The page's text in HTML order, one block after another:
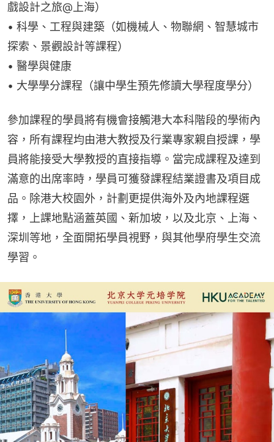
戲設計之旅@上海）
• 科學、工程與建築（如機械人、物聯網、智慧城市
探索、景觀設計等課程）
• 醫學與健康
• 大學學分課程（讓中學生預先修讀大學程度學分）
參加課程的學員將有機會接觸港大本科階段的學術內
容，所有課程均由港大教授及行業專家親自授課，學
員將能接受大學教授的直接指導。當完成課程及達到
滿意的出席率時，學員可獲發課程結業證書及項目成
品。除港大校園外，計劃更提供海外及內地課程選
擇，上課地點涵蓋英國、新加坡，以及北京、上海、
深圳等地，全面開拓學員視野，與其他學府學生交流
學習。